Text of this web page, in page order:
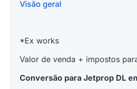
Visão geral
*Ex works
Valor de venda + impostos
Conversão para Jetprop DL